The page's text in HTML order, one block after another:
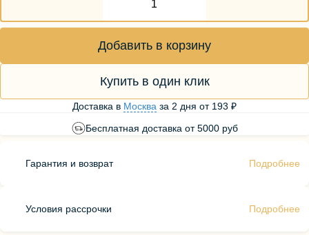
Добавить в корзину
Купить в один клик
Доставка в Москва за 2 дня от 193 ₽
Бесплатная доставка от 5000 руб
Гарантия и возврат Подробнее
Условия рассрочки Подробнее